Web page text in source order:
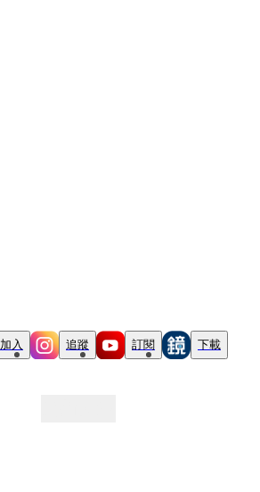
加入 追蹤 訂閱 下載